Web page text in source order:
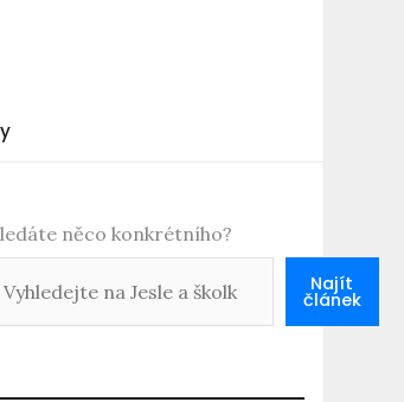
něco konkrétního?
Najít
článek